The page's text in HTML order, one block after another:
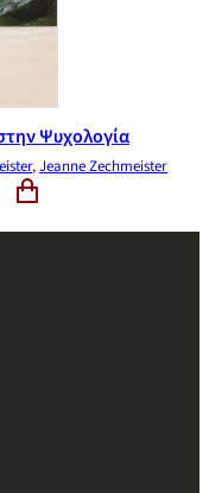
Ψυχολογία
,Jeanne Zechmeister